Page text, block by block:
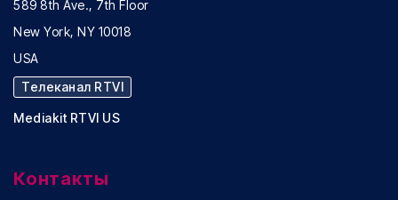
589 8th Ave., 7th Floor
New York, NY 10018
USA
Телеканал RTVI
Mediakit RTVI US
Контакты